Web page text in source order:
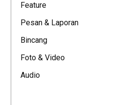
Feature
Pesan & Laporan
Bincang
Foto & Video
Audio